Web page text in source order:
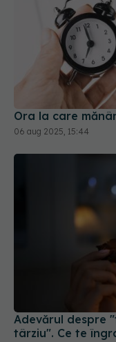
Ora la care
06 aug 2025, 15:44
Adevărul despre
târziu". Ce te